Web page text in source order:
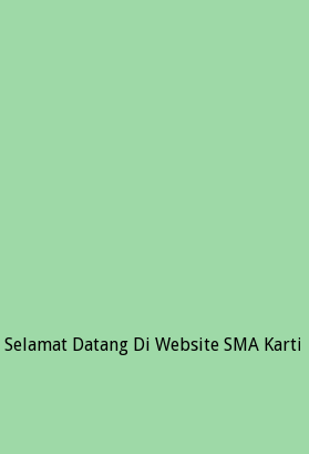
Datang Di Website SMA Kartika I-5